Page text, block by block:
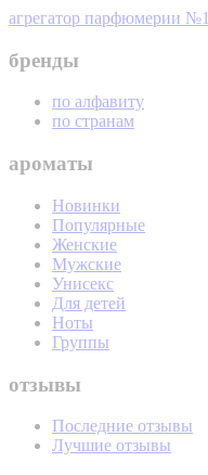
агрегатор парфюмерии №1
бренды
по алфавиту
по странам
ароматы
Новинки
Популярные
Женские
Мужские
Унисекс
Для детей
Ноты
Группы
отзывы
Последние отзывы
Лучшие отзывы